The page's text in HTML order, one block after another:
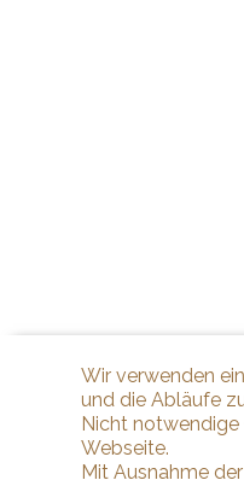
Wir verwenden
und die Abläufe
Nicht
Webseite.
Mit Ausnahme